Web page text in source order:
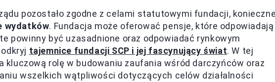
pozostało zgodne z celami statutowymi fundacji,
wydatków. Fundacja może oferować pensje, które odpowiadają
powinny być uzasadnione oraz odpowiadać rynkowym
tajemnice fundacji SCP i jej fascynujący świat. W tej
rolę w budowaniu zaufania wśród darczyńców oraz
wszelkich wątpliwości dotyczących celów działalności